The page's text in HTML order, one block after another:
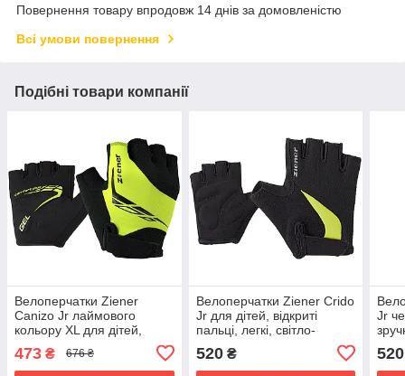
Повернення товару впродовж 14 днів за домовленістю
Всі умови повернення
Подібні товари компанії
Велоперчатки Ziener
Canizo Jr лаймового
кольору XL для дітей,
473 ₴ 676 ₴
Велоперчатки Ziener Crido
Jr для дітей, відкриті
пальці, легкі, світло-
520₴
Jr
520